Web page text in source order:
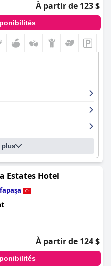
À partir de 123 $
plus
Estates Hotel
À partir de 124 $